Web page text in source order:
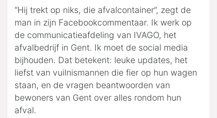
“Hij trekt op niks, die afvalcontainer”, zegt de
man in zijn Facebookcommentaar. Ik werk op
de communicatieafdeling van IVAGO, het
afvalbedrijf in Gent. Ik moet de social media
bijhouden. Dat betekent: leuke updates, het
liefst van vuilnismannen die fier op hun wagen
staan, en de vragen beantwoorden van
bewoners van Gent over alles rondom hun
afval.